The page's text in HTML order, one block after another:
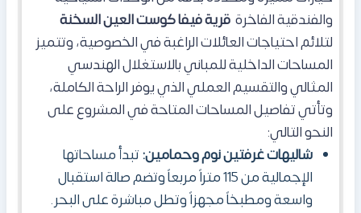
والفندقية الفاخرة قرية فيفا كوست العين السخنة
لتلائم احتياجات العائلات الراغبة في الخصوصية، وتتميز
المساحات الداخلية للمباني بالاستغلال الهندسي
المثالي والتقسيم العملي الذي يوفر الراحة الكاملة،
وتأتي تفاصيل المساحات المتاحة في المشروع على
النحو التالي:
شاليهات غرفتين نوم وحمامين:تبدأ مساحاتها
الإجمالية من 115 متراً مربعاً وتضم صالة استقبال
واسعة ومطبخاً مجهزاً وتطل مباشرة على البحر.